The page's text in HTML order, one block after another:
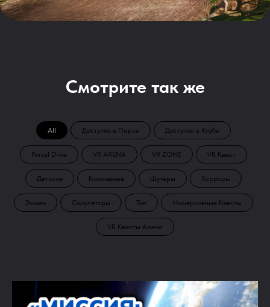
Смотрите так же
All Доступно в Парке Доступно в Клубе
Portal Drive VR ARENA VR ZONE VR Квест
Детские Командные Шутеры Хорроры
Экшен Симуляторы Топ Иммерсивные Квесты
VR Квесты Арена